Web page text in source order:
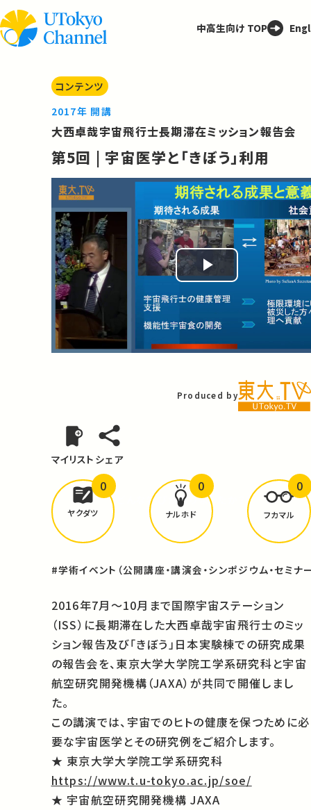
中高生向け TOP
コンテンツ
2017年 開講
大西卓哉宇宙飛行士長期滞在ミッション報告会
第5回 | 宇宙医学と「きぼう」利用
Play
Produced by
マイリスト シェア
どんな学びがありましたか？
ヤクダツ
0
ナルホド
0
フカマル
0
#学術イベント（公開講座・講演会・シンポジウム・セミナ
2016年7月～10月まで国際宇宙ステーション
（ISS）に長期滞在した大西卓哉宇宙飛行士のミッ
ション報告及び「きぼう」日本実験棟での研究成果
の報告会を、東京大学大学院工学系研究科と宇宙
航空研究開発機構（JAXA）が共同で開催しまし
た。
この講演では、宇宙でのヒトの健康を保つために必
要な宇宙医学とその研究例をご紹介します。
★ 東京大学大学院工学系研究科
https://www.t.u-tokyo.ac.jp/soe/
★ 宇宙航空研究開発機構 JAXA